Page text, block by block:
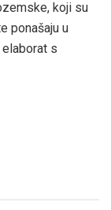
koji su
ponašaju u
s